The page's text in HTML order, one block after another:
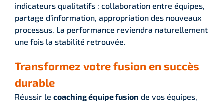
indicateurs qualitatifs : collaboration entre équipes,
partage d’information, appropriation des nouveaux
processus. La performance reviendra naturellement
une fois la stabilité retrouvée.
Transformez votre fusion en succès
durable
Réussir le coaching équipe fusion de vos équipes,